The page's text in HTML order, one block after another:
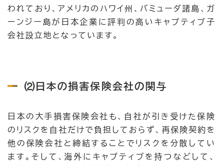
われており、アメリカのハワイ州、バミューダ諸島、ガ
ーンジー島が日本企業に評判の高いキャプティブ子
会社設立地となっています。
⑵日本の損害保険会社の関与
日本の大手損害保険会社も、自社が引き受けた保険
のリスクを自社だけで負担しておらず、再保険契約を
他の保険会社と締結することでリスクを分散してい
ます。そして、海外にキャプティブを持つなどして、